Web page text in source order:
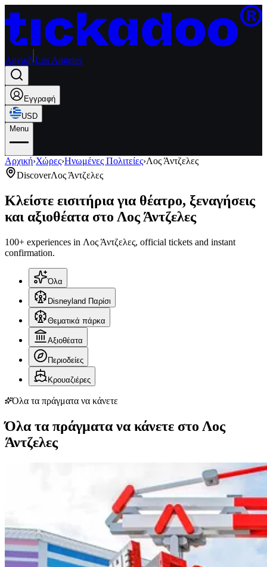
Αρχική Los Angeles
Εγγραφή
USD
Menu
Αρχική›Χώρες›Ηνωμένες Πολιτείες›Λος Άντζελες
DiscoverΛος Άντζελες
Κλείστε εισιτήρια για θέατρο, ξεναγήσεις
και αξιοθέατα στο Λος Άντζελες
100+ experiences in Λος Άντζελες, official tickets and instant
confirmation.
Όλα
Disneyland Παρίσι
Θεματικά πάρκα
Αξιοθέατα
Περιοδείες
Κρουαζιέρες
Όλα τα πράγματα να κάνετε
Όλα τα πράγματα να κάνετε στο Λος
Άντζελες